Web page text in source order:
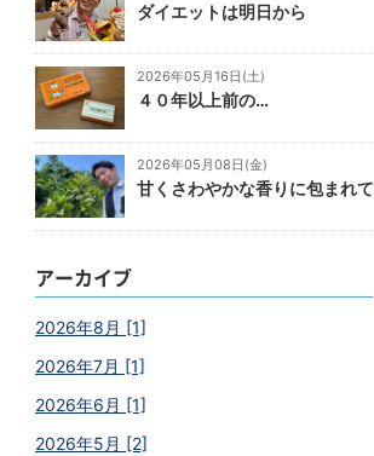
ダイエットは明日から
2026年05月16日(土)
４０年以上前の…
2026年05月08日(金)
甘くさわやかな香りに包まれて
アーカイブ
2026年8月 [1]
2026年7月 [1]
2026年6月 [1]
2026年5月 [2]